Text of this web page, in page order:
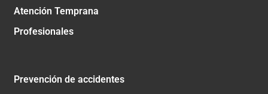
Atención Temprana
Profesionales
Prevención de accidentes